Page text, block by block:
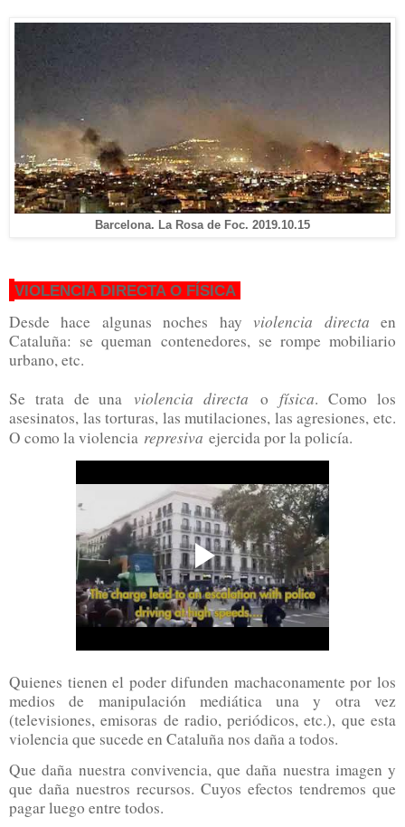
Barcelona. La Rosa de Foc. 2019.10.15
VIOLENCIA DIRECTA O FÍSICA
Desde hace algunas noches hayviolencia directa en
Cataluña: se queman contenedores, se rompe mobiliario
urbano, etc.
Se trata de unaviolencia directa ofísica. Como los
asesinatos, las torturas, las mutilaciones, las agresiones, etc.
O como la violencia represiva ejercida por la policía.
Quienes tienen el poder difunden machaconamente por los
medios de manipulación mediática una y otra vez
(televisiones, emisoras de radio, periódicos, etc.), que esta
violencia que sucede en Cataluña nos daña a todos.
Que daña nuestra convivencia, que daña nuestra imagen y
que daña nuestros recursos. Cuyos efectos tendremos que
pagar luego entre todos.